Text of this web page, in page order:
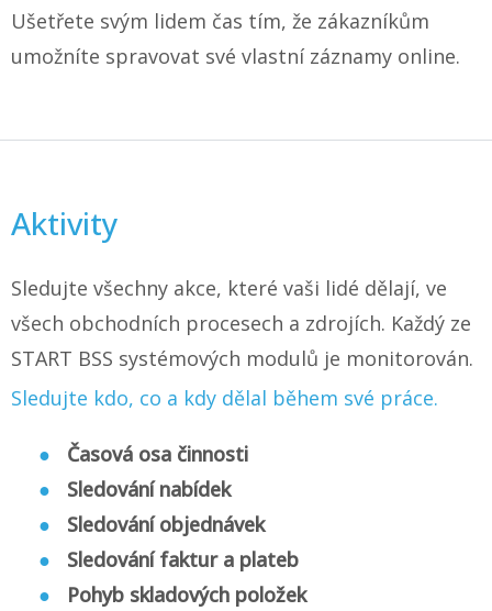
Ušetřete svým lidem čas tím, že zákazníkům
umožníte spravovat své vlastní záznamy online.
Aktivity
Sledujte všechny akce, které vaši lidé dělají, ve
všech obchodních procesech a zdrojích. Každý ze
START BSS systémových modulů je monitorován.
Sledujte kdo, co a kdy dělal během své práce.
Časová osa činnosti
Sledování nabídek
Sledování objednávek
Sledování faktur a plateb
Pohyb skladových položek